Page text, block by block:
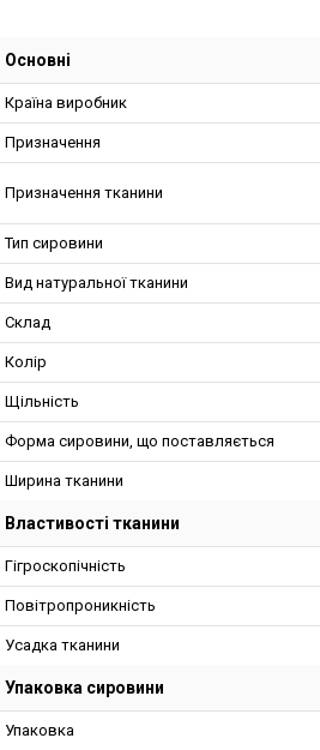
Основні
Країна виробник
Призначення
Призначення тканини
Тип сировини
Вид натуральної тканини
Склад
Колір
Щільність
Форма сировини, що поставляється
Ширина тканини
Властивості тканини
Гігроскопічність
Повітропроникність
Усадка тканини
Упаковка сировини
Упаковка